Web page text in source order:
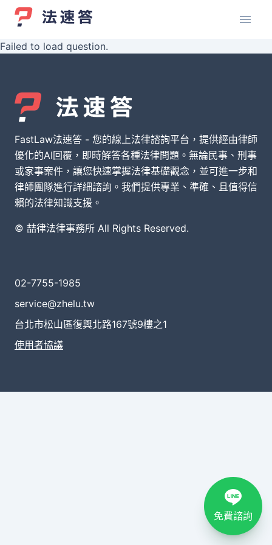
Failed to load question.
FastLaw法速答 - 您的線上法律諮詢平台，提供經由律師
優化的AI回覆，即時解答各種法律問題。無論民事、刑事
或家事案件，讓您快速掌握法律基礎觀念，並可進一步和
律師團隊進行詳細諮詢。我們提供專業、準確、且值得信
賴的法律知識支援。
© 喆律法律事務所 All Rights Reserved.
02-7755-1985
service@zhelu.tw
台北市松山區復興北路167號9樓之1
使用者協議
免費諮詢